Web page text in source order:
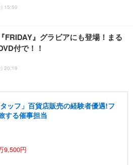
15:50
FRIDAY』グラビアにも登場！まる
付で！！
20:19
ッフ」百貨店販売の経験者優遇!フ
する催事担当
9,500円